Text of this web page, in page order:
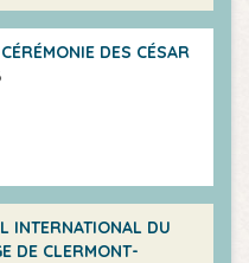
DES CÉSAR
INTERNATIONAL DU
DE CLERMONT-